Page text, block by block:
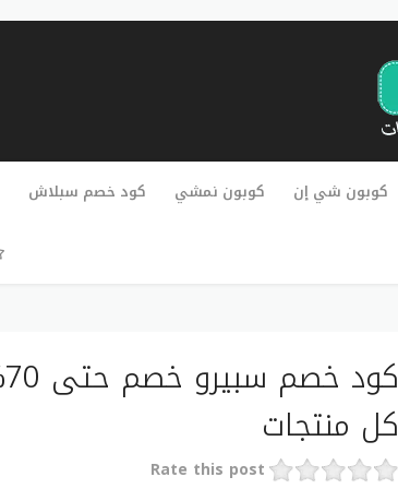
كوبون شي إن كوبون نمشي كود خصم سبلاش
كل منتجات
Rate this post